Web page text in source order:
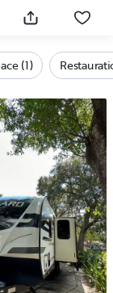
(1)